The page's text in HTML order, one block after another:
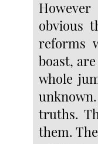
obvious
reforms
boast,
whole
truths.
them.